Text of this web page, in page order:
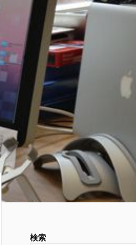
検索